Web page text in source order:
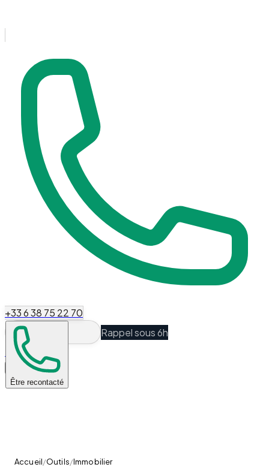
+33 6 38 75 22 70
Être recontacté
Rappel sous 6h
Espace Client
Accueil/Outils/Immobilier